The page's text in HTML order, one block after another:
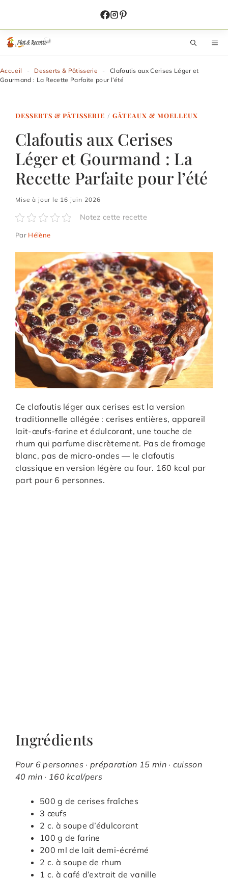
contenu
Accueil - Desserts & Pâtisserie -
Clafoutis aux Cerises Léger et
Gourmand : La Recette Parfaite pour l’été
DESSERTS & PÂTISSERIE / GÂTEAUX & MOELLEUX
Clafoutis aux Cerises
Léger et Gourmand : La
Recette Parfaite pour l’été
Mise à jour le 16 juin 2026
Notez cette recette
Par Hélène
Ce clafoutis léger aux cerises est la version
traditionnelle allégée : cerises entières, appareil
lait-œufs-farine et édulcorant, une touche de
rhum qui parfume discrètement. Pas de fromage
blanc, pas de micro-ondes — le clafoutis
classique en version légère au four. 160 kcal par
part pour 6 personnes.
Ingrédients
Pour 6 personnes · préparation 15 min · cuisson
40 min · 160 kcal/pers
500 g de cerises fraîches
3 œufs
2 c. à soupe d’édulcorant
100 g de farine
200 ml de lait demi-écrémé
2 c. à soupe de rhum
1 c. à café d’extrait de vanille